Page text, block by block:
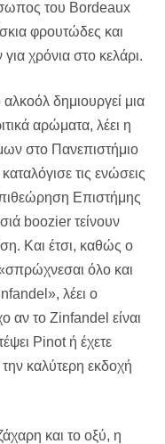
του Bordeaux
φρουτώδες και
για χρόνια στο κελάρι.
δημιουργεί μια
αρώματα, λέει η
στο Πανεπιστήμιο
τις ενώσεις
Επιστήμης
boozier τείνουν
Και έτσι, καθώς ο
«σπρώχνεσαι όλο και
λέει ο
αν το Zinfandel είναι
Pinot ή έχετε
καλύτερη εκδοχή
και το οξύ, η